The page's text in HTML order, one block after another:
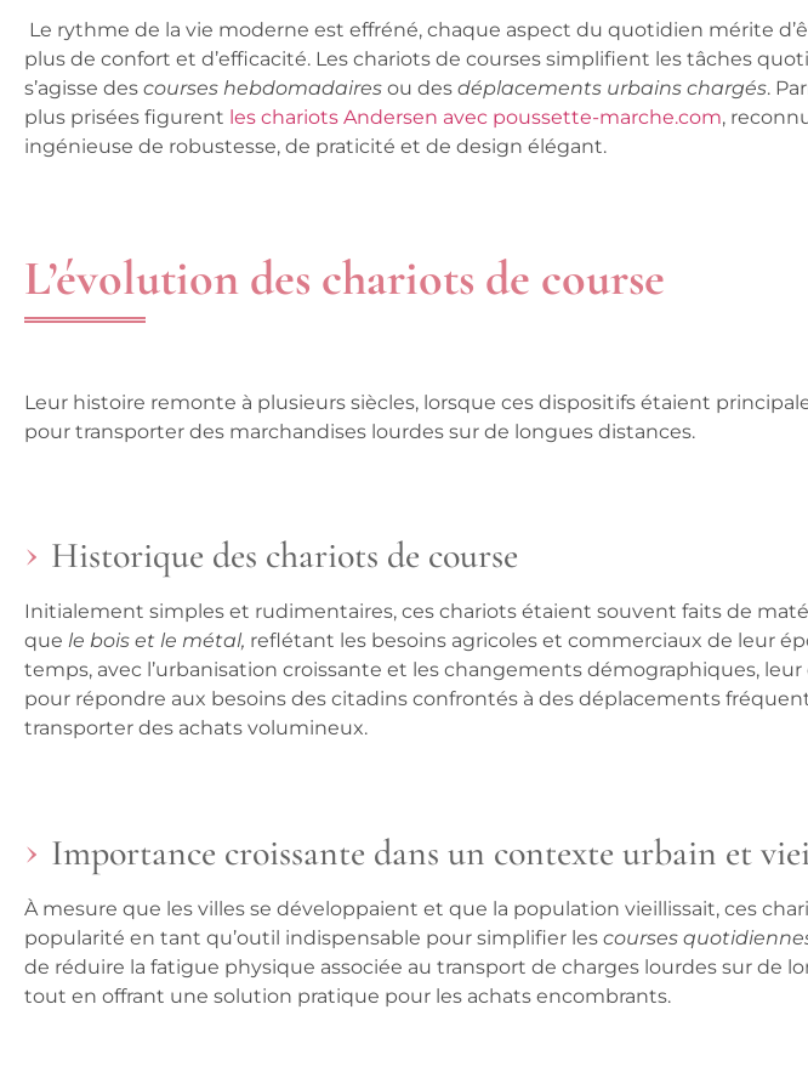
Le rythme de la vie moderne est effréné, chaque aspect du quotidien mérite
plus de confort et d’efficacité. Les chariots de courses simplifient les tâches
s’agisse des courses hebdomadaires ou des déplacements urbains chargés.
plus prisées figurent les chariots Andersen avec poussette-marche.com,
ingénieuse de robustesse, de praticité et de design élégant.
L’évolution des chariots de course
Leur histoire remonte à plusieurs siècles, lorsque ces dispositifs étaient
pour transporter des marchandises lourdes sur de longues distances.
Historique des chariots de course
Initialement simples et rudimentaires, ces chariots étaient souvent faits de
que le bois et le métal, reflétant les besoins agricoles et commerciaux de leur
temps, avec l’urbanisation croissante et les changements démographiques,
pour répondre aux besoins des citadins confrontés à des déplacements
transporter des achats volumineux.
Importance croissante dans un contexte urbain et
À mesure que les villes se développaient et que la population vieillissait, ces
popularité en tant qu’outil indispensable pour simplifier les courses
de réduire la fatigue physique associée au transport de charges lourdes sur de
tout en offrant une solution pratique pour les achats encombrants.